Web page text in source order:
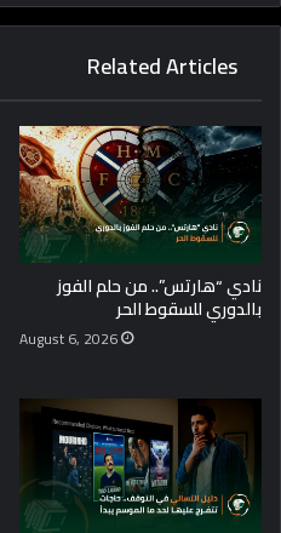
Related Articles
نادي “هارتس”.. من حلم الفوز
بالدوري للسقوط الحر
August 6, 2026